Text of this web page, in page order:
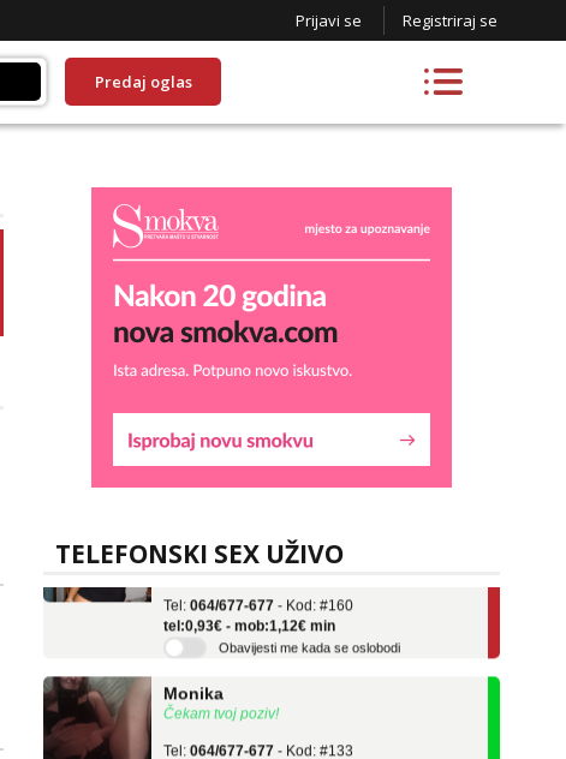
Prijavi se Registriraj se
Predaj oglas
TELEFONSKI SEX UŽIVO
Kristina
Učiteljica iz predgrađa traži...
tel:0,93€ - mob:1,12€ min
Obavijesti me kada se oslobodi
Čekam tvoj poziv!
tel:0,93€ - mob:1,12€ min